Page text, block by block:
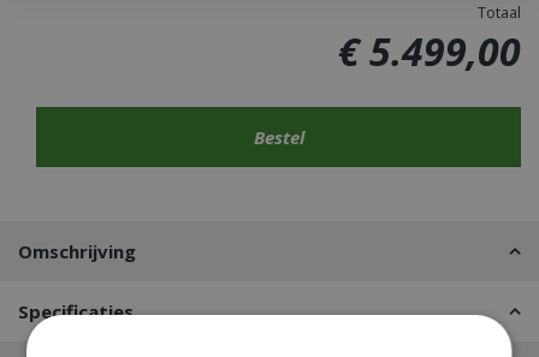
Totaal
€5.499,00
Omschrijving
Specificaties